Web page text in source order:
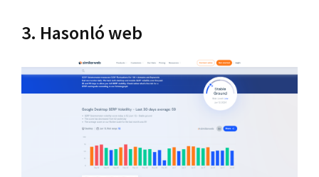
3. Hasonló web